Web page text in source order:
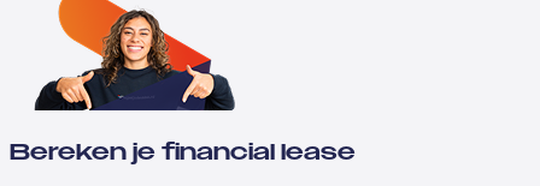
Bereken je financial lease